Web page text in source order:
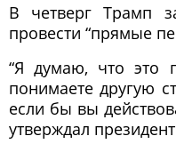
В четверг Трамп
провести “прямые
“Я думаю, что это
понимаете другую
если бы вы
утверждал